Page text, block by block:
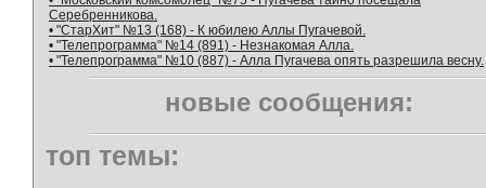
Серебренникова.
• "СтарХит" №13 (168) - К юбилею Аллы Пугачевой.
• "Телепрограмма" №14 (891) - Незнакомая Алла.
• "Телепрограмма" №10 (887) - Алла Пугачева опять разрешила весну.
новые сообщения:
топ темы: